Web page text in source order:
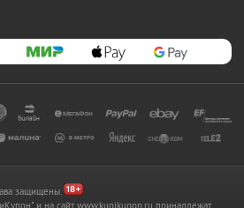
защищены.
и на сайт www.kupikupon.ru принадлежат